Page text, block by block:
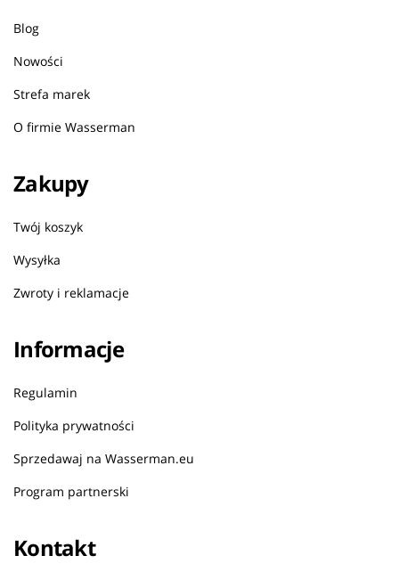
Blog
Nowości
Strefa marek
O firmie Wasserman
Zakupy
Twój koszyk
Wysyłka
Zwroty i reklamacje
Informacje
Regulamin
Polityka prywatności
Sprzedawaj na Wasserman.eu
Program partnerski
Kontakt